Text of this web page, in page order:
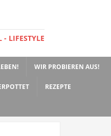
- LIFESTYLE
WIR PROBIEREN AUS!
REZEPTE